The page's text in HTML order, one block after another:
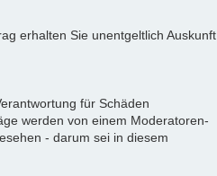
erhalten Sie unentgeltlich Auskunft
für Schäden
werden von einem Moderatoren-
- darum sei in diesem